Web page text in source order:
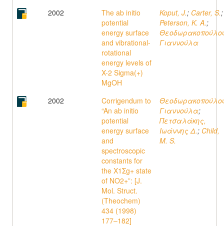
2002
The ab initio
potential
energy surface
and vibrational-
rotational
energy levels of
X-2 Sigma(+)
MgOH
Koput, J.; Carter, S.;
Peterson, K. A.;
Γιαννούλα
2002
Corrigendum to
“An ab initio
potential
energy surface
and
spectroscopic
constants for
the X1Σg+ state
of NO2+”: [J.
Mol. Struct.
(Theochem)
434 (1998)
177–182]
Γιαννούλα;
Πετσαλάκης,
Ιωάννης Δ.; Child,
M. S.